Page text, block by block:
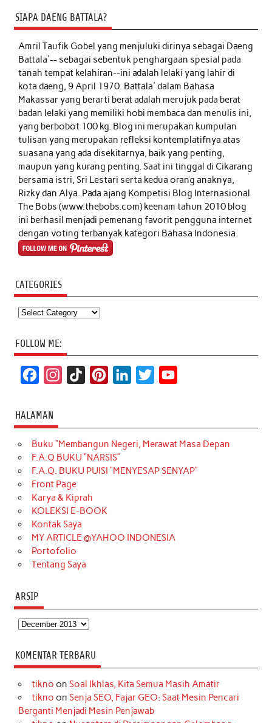
SIAPA DAENG BATTALA?
Amril Taufik Gobelyang menjuluki dirinya sebagai Daeng
Battala'-- sebagai sebentuk penghargaan spesial pada
tanah tempat kelahiran--ini adalah lelaki yang lahir di
kota daeng, 9 April 1970. Battala' dalam Bahasa
Makassar yang berarti berat adalah merujuk pada berat
badan lelaki yang memiliki hobi membaca dan menulis ini,
yang berbobot 100 kg. Blog ini merupakan kumpulan
tulisan yang merupakan refleksi kontemplatifnya atas
suasana yang ada disekitarnya, baik yang penting,
maupun yang kurang penting. Saat ini tinggal di Cikarang
bersama istri, Sri Lestari serta kedua orang anaknya,
Rizky dan Alya. Pada ajang Kompetisi Blog Internasional
The Bobs (www.thebobs.com) keenam tahun 2010 blog
ini berhasil menjadi pemenang favorit pengguna internet
dengan voting terbanyak kategori Bahasa Indonesia.
CATEGORIES
Categories
FOLLOW ME:
c
e
b
o
o
k
t
a
g
r
a
m
T
o
k
t
e
r
k
e
d
t
t
e
T
u
b
HALAMAN
Buku “Membangun Negeri, Merawat Masa Depan
F.A.Q BUKU “NARSIS”
F.A.Q. BUKU PUISI “MENYESAP SENYAP”
Front Page
Karya & Kiprah
KOLEKSI E-BOOK
Kontak Saya
MY ARTICLE @YAHOO INDONESIA
Portofolio
Tentang Saya
ARSIP
Arsip
KOMENTAR TERBARU
tikno on Soal Ikhlas, Kita Semua Masih Amatir
tikno on Senja SEO, Fajar GEO: Saat Mesin Pencari
Berganti Menjadi Mesin Penjawab